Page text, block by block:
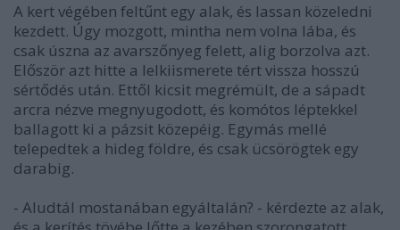
A kert végében feltűnt egy alak, és lassan közeledni
kezdett. Úgy mozgott, mintha nem volna lába, és
csak úszna az avarszőnyeg felett, alig borzolva azt.
Először azt hitte a lelkiismerete tért vissza hosszú
sértődés után. Ettől kicsit megrémült, de a sápadt
arcra nézve megnyugodott, és komótos léptekkel
ballagott ki a pázsit közepéig. Egymás mellé
telepedtek a hideg földre, és csak ücsörögtek egy
darabig.
- Aludtál mostanában egyáltalán? - kérdezte az alak,